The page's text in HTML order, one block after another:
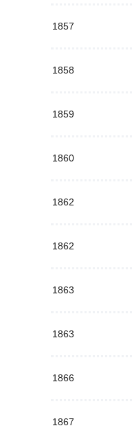
1857
1858
1859
1860
1862
1862
1863
1863
1866
1867